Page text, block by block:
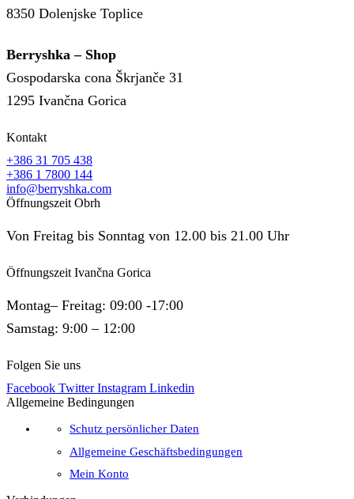
8350 Dolenjske Toplice
Berryshka – Shop
Gospodarska cona Škrjanče 31
1295 Ivančna Gorica
Kontakt
+386 31 705 438
+386 1 7800 144
info@berryshka.com
Öffnungszeit Obrh
Von Freitag bis Sonntag von 12.00 bis 21.00 Uhr
Öffnungszeit Ivančna Gorica
Montag– Freitag: 09:00 -17:00
Samstag: 9:00 – 12:00
Folgen Sie uns
Facebook Twitter Instagram Linkedin
Allgemeine Bedingungen
Schutz persönlicher Daten
Allgemeine Geschäftsbedingungen
Mein Konto